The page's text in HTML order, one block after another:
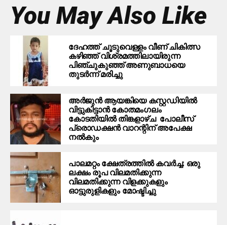
You May Also Like
ദേഹത്ത് ചൂടുവെള്ളം വീണ് ചികിത്സ
കഴിഞ്ഞ് വിശ്രമത്തിലായിരുന്ന
പിഞ്ചുകുഞ്ഞ് അണുബാധയെ
തുടര്‍ന്ന് മരിച്ചു
അര്‍ജുന്‍ ആയങ്കിയെ കസ്റ്റഡിയില്‍
വിട്ടുകിട്ടാന്‍ കോതമംഗലം
കോടതിയില്‍ തിങ്കളാഴ്ച പോലീസ്
പ്രൊഡക്ഷന്‍ വാറന്റിന് അപേക്ഷ
നല്‍കും
പാലമറ്റം ക്ഷേത്രത്തില്‍ കവര്‍ച്ച: ഒരു
ലക്ഷം രൂപ വിലമതിക്കുന്ന
വിലമതിക്കുന്ന വിളക്കുകളും
ഓട്ടുരുളികളും മോഷ്ടിച്ചു